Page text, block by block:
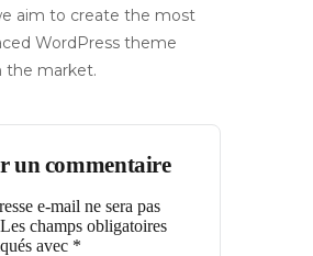
aim to create the most
WordPress theme
the market.
un commentaire
e-mail ne sera pas
Les champs obligatoires
avec *